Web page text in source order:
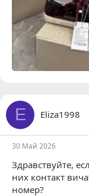
E Eliza1998
30 Май 2026
Здравствуйте,
них контакт
номер?